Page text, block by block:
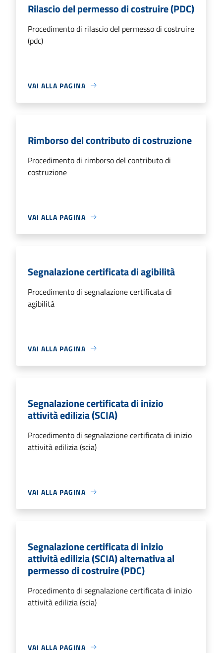
Rilascio del permesso di costruire (PDC)
Procedimento di rilascio del permesso di costruire
(pdc)
VAI ALLA PAGINA
Rimborso del contributo di costruzione
Procedimento di rimborso del contributo di
costruzione
VAI ALLA PAGINA
Segnalazione certificata di agibilità
Procedimento di segnalazione certificata di
agibilità
VAI ALLA PAGINA
Segnalazione certificata di inizio
attività edilizia (SCIA)
Procedimento di segnalazione certificata di inizio
attività edilizia (scia)
VAI ALLA PAGINA
Segnalazione certificata di inizio
attività edilizia (SCIA) alternativa al
permesso di costruire (PDC)
Procedimento di segnalazione certificata di inizio
attività edilizia (scia)
VAI ALLA PAGINA